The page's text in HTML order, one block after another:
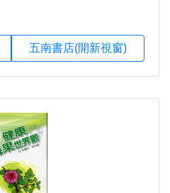
五南書店(開新視窗)